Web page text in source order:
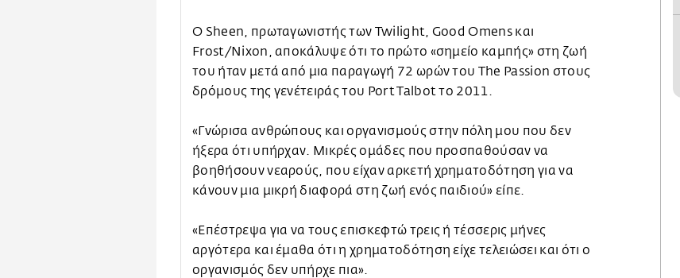
Ο Sheen, πρωταγωνιστής των Twilight, Good Omens και
Frost/Nixon, αποκάλυψε ότι το πρώτο «σημείο καμπής» στη ζωή
του ήταν μετά από μια παραγωγή 72 ωρών του The Passion στους
δρόμους της γενέτειράς του Port Talbot το 2011.
«Γνώρισα ανθρώπους και οργανισμούς στην πόλη μου που δεν
ήξερα ότι υπήρχαν. Μικρές ομάδες που προσπαθούσαν να
βοηθήσουν νεαρούς, που είχαν αρκετή χρηματοδότηση για να
κάνουν μια μικρή διαφορά στη ζωή ενός παιδιού» είπε.
«Επέστρεψα για να τους επισκεφτώ τρεις ή τέσσερις μήνες
αργότερα και έμαθα ότι η χρηματοδότηση είχε τελειώσει και ότι ο
οργανισμός δεν υπήρχε πια».